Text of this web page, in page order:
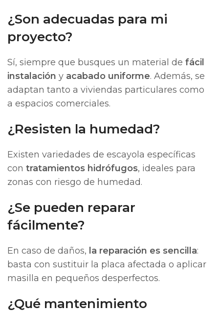
¿Son adecuadas para mi
proyecto?
Sí, siempre que busques un material de fácil
instalación y acabado uniforme. Además, se
adaptan tanto a viviendas particulares como
a espacios comerciales.
¿Resisten la humedad?
Existen variedades de escayola específicas
con tratamientos hidrófugos, ideales para
zonas con riesgo de humedad.
¿Se pueden reparar
fácilmente?
En caso de daños, la reparación es sencilla:
basta con sustituir la placa afectada o aplicar
masilla en pequeños desperfectos.
¿Qué mantenimiento